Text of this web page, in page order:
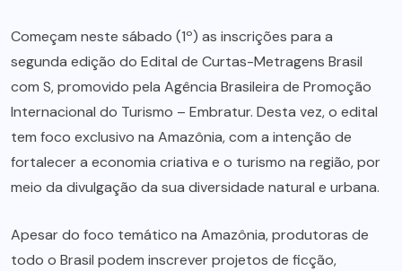
Começam neste sábado (1º) as inscrições para a
segunda edição do Edital de Curtas-Metragens Brasil
com S, promovido pela Agência Brasileira de Promoção
Internacional do Turismo – Embratur. Desta vez, o edital
tem foco exclusivo na Amazônia, com a intenção de
fortalecer a economia criativa e o turismo na região, por
meio da divulgação da sua diversidade natural e urbana.
Apesar do foco temático na Amazônia, produtoras de
todo o Brasil podem inscrever projetos de ficção,